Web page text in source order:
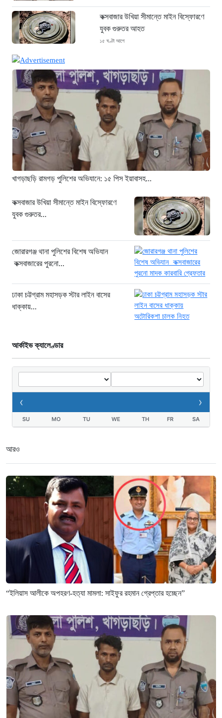
কক্সবাজার উখিয়া সীমান্তে মাইন বিস্ফোরণে
যুবক গুরুতর আহত
১৫ ঘণ্টা আগে
কক্সবাজারের পুরনো মাদক কারবারি গ্রেফতার
১৫ ঘণ্টা আগে
ঢাকা চট্টগ্রাম মহাসড়ক স্টার লাইন বাসের
ধাক্কায় অটোরিকশা চালক নিহত
১৫ ঘণ্টা আগে
হামে আরও ৬ শিশুর মৃত্যু, নতুন করে
আক্রান্ত ৮৫ জন
১৮ ঘণ্টা আগে
দেড় বছরে শতাধিক দুর্ঘটনা
‘সচিবালয় অভিমুখে ১১ দলীয় ঐক্যের
পদযাত্রায় পুলিশের বাধা’
নদীদূষণ রোধে কঠোর প্রধানমন্ত্রী: সমন্বিত
উদ্যোগের তাগিদ
খাগড়াছড়ি রামগড় পুলিশের অভিযানে: ১৫ পিস ইয়াবাসহ...
কক্সবাজার উখিয়া সীমান্তে মাইন বিস্ফোরণে
যুবক গুরুতর...
জোরারগঞ্জ থানা পুলিশের বিশেষ অভিযান
কক্সবাজারের পুরনো...
ঢাকা চট্টগ্রাম মহাসড়ক স্টার লাইন বাসের
ধাক্কায়...
আর্কাইভ ক্যালেণ্ডার
‹ ›
SU MO TU WE TH FR SA
আরও
“ইলিয়াস আলীকে অপহরণ-হত্যা মামলা: সাইফুর রহমান গ্রেপ্তার হচ্ছেন”